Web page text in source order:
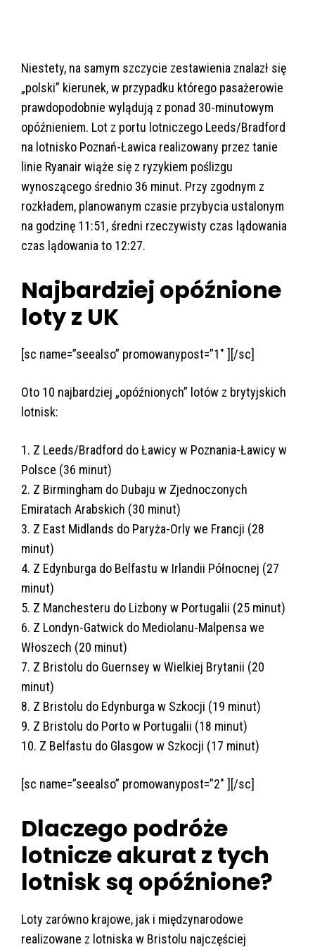
Niestety, na samym szczycie zestawienia znalazł się
„polski” kierunek, w przypadku którego pasażerowie
prawdopodobnie wylądują z ponad 30-minutowym
opóźnieniem. Lot z portu lotniczego Leeds/Bradford
na lotnisko Poznań-Ławica realizowany przez tanie
linie Ryanair wiąże się z ryzykiem poślizgu
wynoszącego średnio 36 minut. Przy zgodnym z
rozkładem, planowanym czasie przybycia ustalonym
na godzinę 11:51, średni rzeczywisty czas lądowania
czas lądowania to 12:27.
Najbardziej opóźnione
loty z UK
[sc name=”seealso” promowanypost=”1″ ][/sc]
Oto 10 najbardziej „opóźnionych” lotów z brytyjskich
lotnisk:
1. Z Leeds/Bradford do Ławicy w Poznania-Ławicy w
Polsce (36 minut)
2. Z Birmingham do Dubaju w Zjednoczonych
Emiratach Arabskich (30 minut)
3. Z East Midlands do Paryża-Orly we Francji (28
minut)
4. Z Edynburga do Belfastu w Irlandii Północnej (27
minut)
5. Z Manchesteru do Lizbony w Portugalii (25 minut)
6. Z Londyn-Gatwick do Mediolanu-Malpensa we
Włoszech (20 minut)
7. Z Bristolu do Guernsey w Wielkiej Brytanii (20
minut)
8. Z Bristolu do Edynburga w Szkocji (19 minut)
9. Z Bristolu do Porto w Portugalii (18 minut)
10. Z Belfastu do Glasgow w Szkocji (17 minut)
[sc name=”seealso” promowanypost=”2″ ][/sc]
Dlaczego podróże
lotnicze akurat z tych
lotnisk są opóźnione?
Loty zarówno krajowe, jak i międzynarodowe
realizowane z lotniska w Bristolu najczęściej